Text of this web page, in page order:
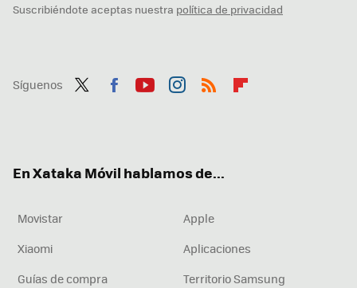
Suscribiéndote aceptas nuestra política de privacidad
Síguenos
En Xataka Móvil hablamos de...
Movistar
Apple
Xiaomi
Aplicaciones
Guías de compra
Territorio Samsung